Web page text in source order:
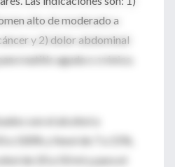
alto de moderado a
y 2) dolor abdominal
aguda o crónica.
son el alcohol a
a 100% y fenol de 7 a 15%,
de 20 a 50 ml y para el